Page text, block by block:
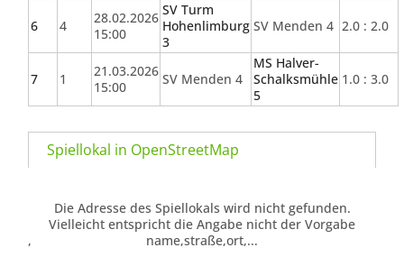
6 4
28.02.2026
15:00
SV Turm
Hohenlimburg
3
SV Menden 4 2.0 : 2.0
7 1
21.03.2026
15:00
SV Menden 4
MS Halver-
Schalksmühle
5
1.0 : 3.0
Spiellokal in OpenStreetMap
Die Adresse des Spiellokals wird nicht gefunden.
Vielleicht entspricht die Angabe nicht der Vorgabe
name,straße,ort,...
,